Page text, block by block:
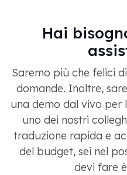
Hai
Saremo più che felici
domande. Inoltre,
una demo dal vivo per
uno dei nostri
traduzione rapida e
del budget, sei nel
devi fare